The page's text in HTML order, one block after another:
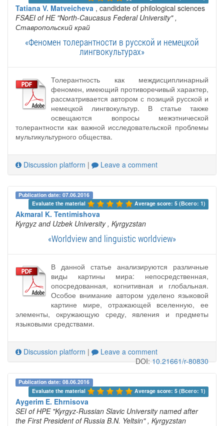
Tatiana V. Matveicheva , candidate of philological sciences
FSAEI of HE "North-Caucasus Federal University" ,
Ставропольский край
«Феномен толерантности в русской и немецкой
лингвокультурах»
Толерантность как междисциплинарный
феномен, имеющий противоречивый характер,
рассматривается автором с позиций русской и
немецкой лингвокультур. В статье также
освещаются вопросы межэтнической
толерантности как важной исследовательской проблемы
мультикультурного общества.
Discussion platform | Leave a comment
Publication date: 07.06.2016
Evaluate the material
Average score: 5 (Всего: 1)
Akmaral K. Tentimishova
Kyrgyz and Uzbek University , Kyrgyzstan
«Worldview and linguistic worldview»
В данной статье анализируются различные
виды картины мира: непосредственная,
опосредованная, когнитивная и глобальная.
Особое внимание автором уделено языковой
картине мире, отражающей вселенную, ее
элементы, окружающую среду, явления и предметы
языковыми средствами.
Discussion platform |
Leave a comment
DOI:10.21661/r-80830
Publication date: 08.06.2016
Evaluate the material
Average score: 5 (Всего: 1)
Aygerim E. Ehrnisova
SEI of HPE "Kyrgyz-Russian Slavic University named after
the First President of Russia B.N. Yeltsin" , Kyrgyzstan